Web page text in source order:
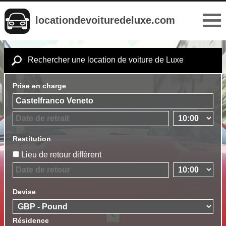
locationdevoituredeluxe.com
Rechercher une location de voiture de Luxe
Prise en charge
Restitution
Lieu de retour différent
Devise
Résidence